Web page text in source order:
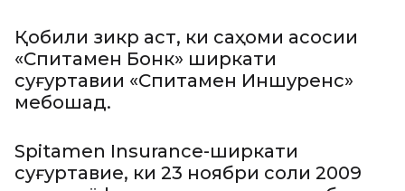
Қобили зикр аст, ки саҳоми асосии
«Спитамен Бонк» ширкати
суғуртавии «Спитамен Иншуренс»
мебошад.
Spitamen Insurance-ширкати
суғуртавие, ки 23 ноябри соли 2009